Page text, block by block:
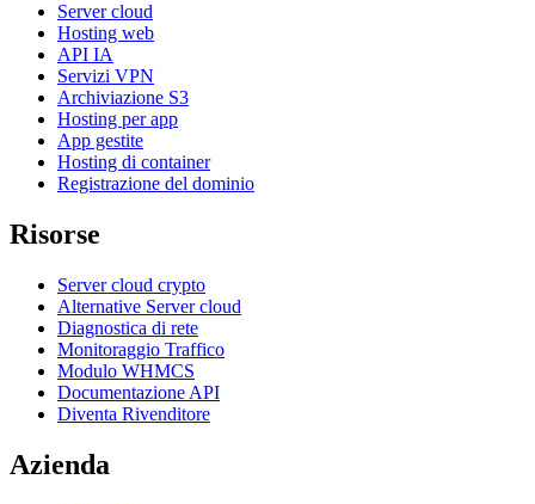
Server cloud
Hosting web
API IA
Servizi VPN
Archiviazione S3
Hosting per app
App gestite
Hosting di container
Registrazione del dominio
Risorse
Server cloud crypto
Alternative Server cloud
Diagnostica di rete
Monitoraggio Traffico
Modulo WHMCS
Documentazione API
Diventa Rivenditore
Azienda